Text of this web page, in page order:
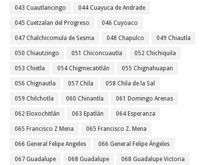
043 Cuautlancingo 044 Cuayuca de Andrade
045 Cuetzalan del Progreso 046 Cuyoaco
047 Chalchicomula de Sesma 048 Chapulco 049 Chiautla
050 Chiautzingo 051 Chiconcuautla 052 Chichiquila
053 Chietla 054 Chigmecatitlán 055 Chignahuapan
056 Chignautla 057 Chila 058 Chila de la Sal
059 Chilchotla 060 Chinantla 061 Domingo Arenas
062 Eloxochitlán 063 Epatlán 064 Esperanza
065 Francisco Z Mena 065 Francisco Z. Mena
066 General Felipe Angeles 066 General Felipe Ángeles
067 Guadalupe 068 Guadalupe 068 Guadalupe Victoria